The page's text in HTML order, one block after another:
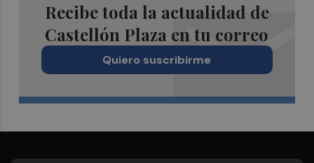
Recibe toda la actualidad de
Castellón Plaza en tu correo
Quiero suscribirme